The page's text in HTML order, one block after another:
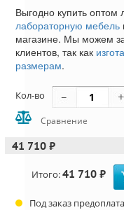
Выгодно купить оптом
лабораторную мебель
магазине. Мы можем
клиентов, так как
размерам.
Кол-во
Сравнение
41 710 ₽
Итого:41 710 ₽
Под заказ